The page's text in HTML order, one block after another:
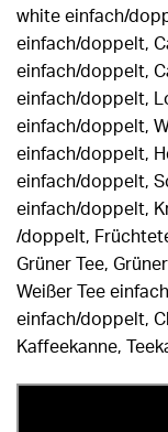
white einfach/
einfach/doppelt,
einfach/doppelt,
einfach/doppelt,
einfach/doppelt,
einfach/doppelt,
einfach/doppelt,
einfach/doppelt,
/doppelt,
Grüner Tee,
Weißer Tee
einfach/doppelt,
Kaffeekanne,